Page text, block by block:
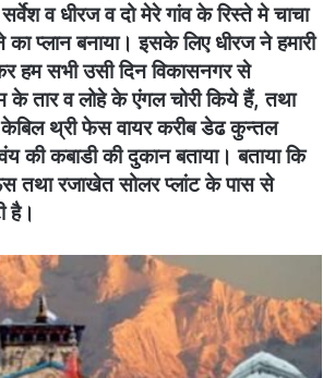
व धीरज व दो मेरे गांव के रिस्ते मे चाचा
प्लान बनाया। इसके लिए धीरज ने हमारी
हम सभी उसी दिन विकासनगर से
के तार व लोहे के एंगल चोरी किये हैं, तथा
थ्री फेस वायर करीब डेढ कुन्तल
की कबाडी की दुकान बताया। बताया कि
तथा रजाखेत सोलर प्लांट के पास से
है।